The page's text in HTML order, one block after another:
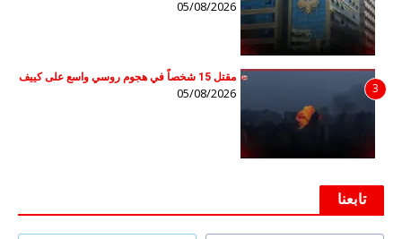
05/08/2026
3
مقتل 15 شخصاً في هجوم روسي واسع على كييف
05/08/2026
تابعنا